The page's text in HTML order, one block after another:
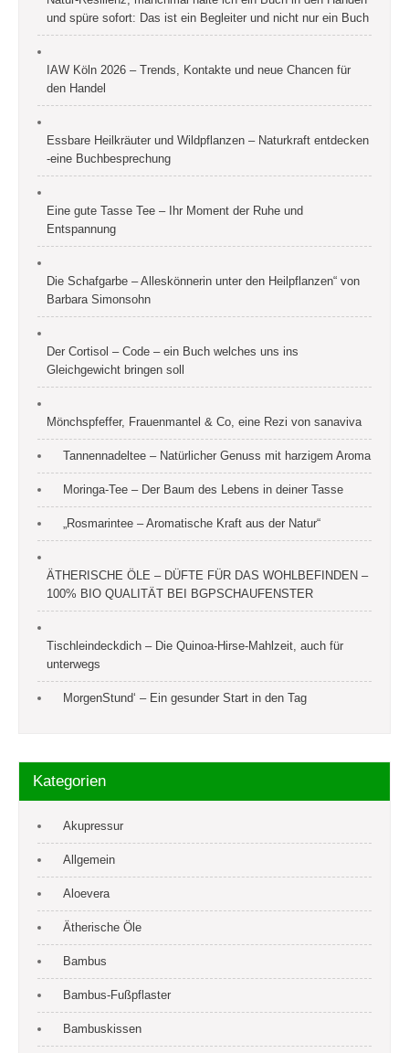
und spüre sofort: Das ist ein Begleiter und nicht nur ein Buch
IAW Köln 2026 – Trends, Kontakte und neue Chancen für
den Handel
Essbare Heilkräuter und Wildpflanzen – Naturkraft entdecken
-eine Buchbesprechung
Eine gute Tasse Tee – Ihr Moment der Ruhe und
Entspannung
Die Schafgarbe – Alleskönnerin unter den Heilpflanzen“ von
Barbara Simonsohn
Der Cortisol – Code – ein Buch welches uns ins
Gleichgewicht bringen soll
Mönchspfeffer, Frauenmantel & Co, eine Rezi von sanaviva
Tannennadeltee – Natürlicher Genuss mit harzigem Aroma
Moringa-Tee – Der Baum des Lebens in deiner Tasse
„Rosmarintee – Aromatische Kraft aus der Natur“
ÄTHERISCHE ÖLE – DÜFTE FÜR DAS WOHLBEFINDEN –
100% BIO QUALITÄT BEI BGPSCHAUFENSTER
Tischleindeckdich – Die Quinoa-Hirse-Mahlzeit, auch für
unterwegs
MorgenStund‘ – Ein gesunder Start in den Tag
Kategorien
Akupressur
Allgemein
Aloevera
Ätherische Öle
Bambus
Bambus-Fußpflaster
Bambuskissen